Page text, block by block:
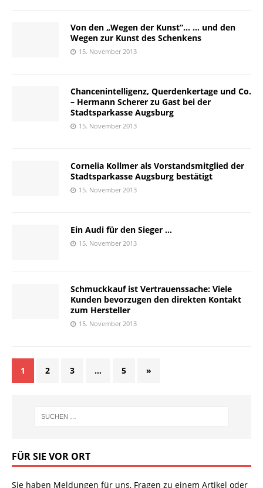
Von den „Wegen der Kunst“… … und den
Wegen zur Kunst des Schenkens
15. November 2013
Chancenintelligenz, Querdenkertage und Co.
– Hermann Scherer zu Gast bei der
Stadtsparkasse Augsburg
15. November 2013
Cornelia Kollmer als Vorstandsmitglied der
Stadtsparkasse Augsburg bestätigt
15. November 2013
Ein Audi für den Sieger …
15. November 2013
Schmuckkauf ist Vertrauenssache: Viele
Kunden bevorzugen den direkten Kontakt
zum Hersteller
15. November 2013
1 2 3 … 5 »
FÜR SIE VOR ORT
Sie haben Meldungen für uns, Fragen zu einem Artikel oder